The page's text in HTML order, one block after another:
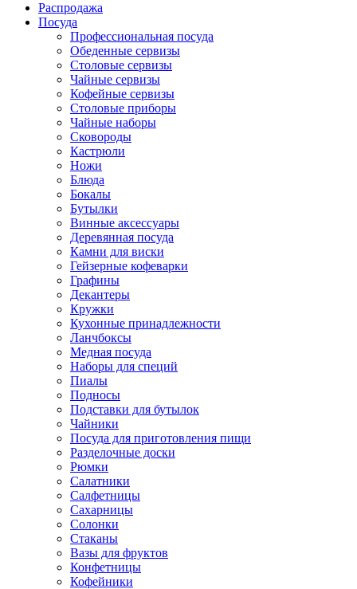
Распродажа
Посуда
Профессиональная посуда
Обеденные сервизы
Столовые сервизы
Чайные сервизы
Кофейные сервизы
Столовые приборы
Чайные наборы
Сковороды
Кастрюли
Ножи
Блюда
Бокалы
Бутылки
Винные аксессуары
Деревянная посуда
Камни для виски
Гейзерные кофеварки
Графины
Декантеры
Кружки
Кухонные принадлежности
Ланчбоксы
Медная посуда
Наборы для специй
Пиалы
Подносы
Подставки для бутылок
Чайники
Посуда для приготовления пищи
Разделочные доски
Рюмки
Салатники
Салфетницы
Сахарницы
Солонки
Стаканы
Вазы для фруктов
Конфетницы
Кофейники